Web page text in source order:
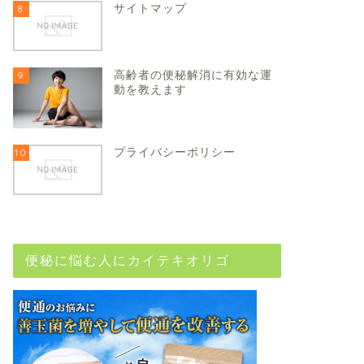
8 サイトマップ
9
高齢者の便秘解消に有効な運
動を教えます
10 プライバシーポリシー
便秘に悩む人にカイテキオリゴ